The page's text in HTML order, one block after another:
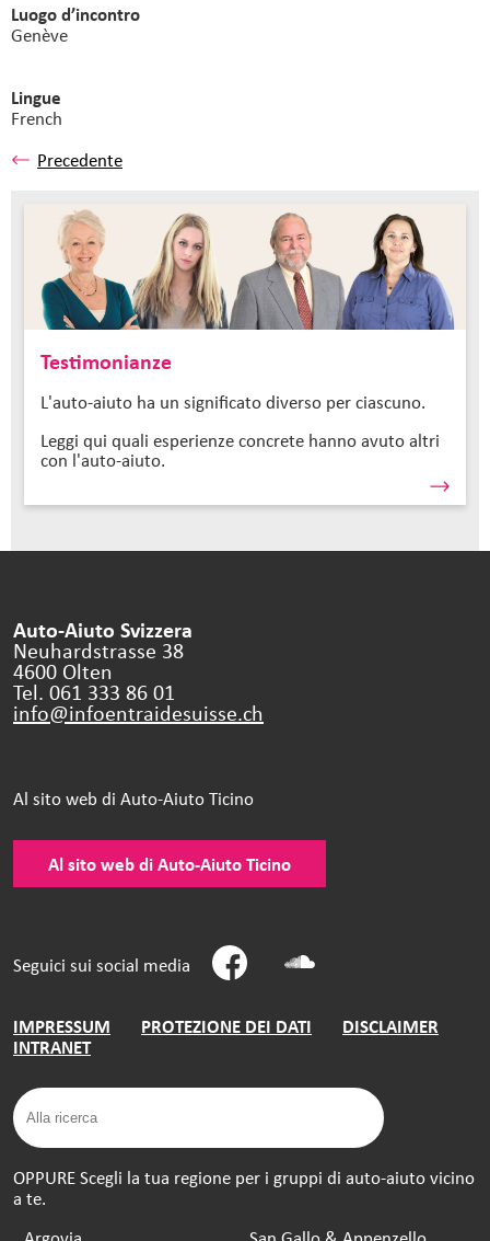
Luogo d’incontro
Genève
Lingue
French
Precedente
Testimonianze
L'auto-aiuto ha un significato diverso per ciascuno.
Leggi qui quali esperienze concrete hanno avuto altri
con l'auto-aiuto.
Auto-Aiuto Svizzera
Neuhardstrasse 38
4600 Olten
Tel. 061 333 86 01
info@infoentraidesuisse.ch
Al sito web di Auto-Aiuto Ticino
Al sito web di Auto-Aiuto Ticino
Seguici sui social media
IMPRESSUM PROTEZIONE DEI DATI
DISCLAIMER
INTRANET
OPPURE Scegli la tua regione per i gruppi di auto-aiuto vicino
a te.